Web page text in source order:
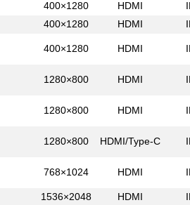
400×1280 HDMI
400×1280 HDMI
400×1280 HDMI
1280×800 HDMI
1280×800 HDMI
1280×800 HDMI/Type-C
768×1024 HDMI
1536×2048 HDMI